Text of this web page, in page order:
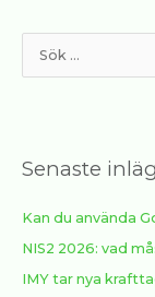
f
e
r
:
Senaste
Kan du använda
NIS2 2026: vad
IMY tar nya